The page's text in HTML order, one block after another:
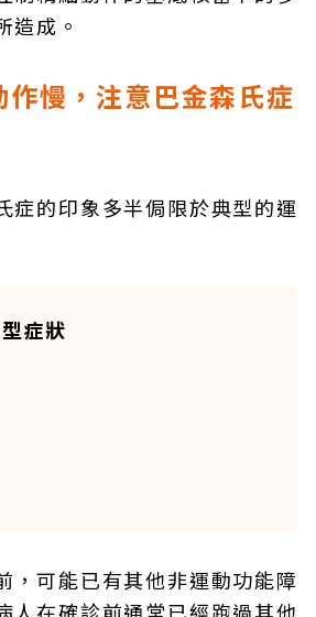
造成。
慢，注意巴金森氏症
症的印象多半侷限於典型的運
症狀
，可能已有其他非運動功能障